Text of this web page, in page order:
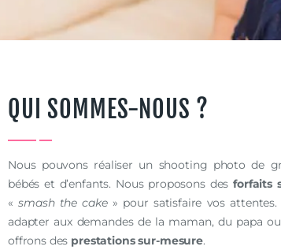
QUI SOMMES-NOUS ?
Nous pouvons réaliser un shooting photo de
bébés et d’enfants. Nous proposons desforfaits
«smash the cake » pour satisfaire vos
adapter aux demandes de la maman, du papa
offrons des prestations sur-mesure.